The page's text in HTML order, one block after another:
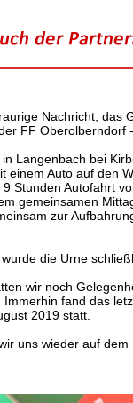
Nachricht,
FF Oberolberndorf
Langenbach bei
einem Auto auf den
Stunden Autofahrt
gemeinsamen
zur
die Urne
wir noch
fand das
2019 statt.
uns wieder auf